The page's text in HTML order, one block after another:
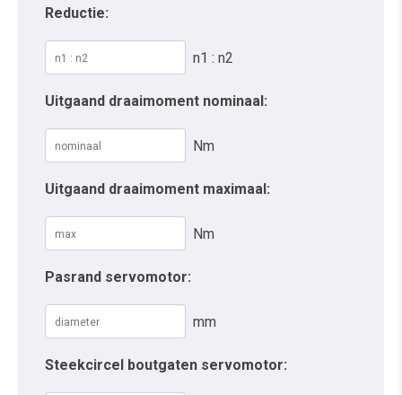
Reductie:
n1 : n2
Uitgaand draaimoment nominaal:
Nm
Uitgaand draaimoment maximaal:
Nm
Pasrand servomotor:
mm
Steekcircel boutgaten servomotor: